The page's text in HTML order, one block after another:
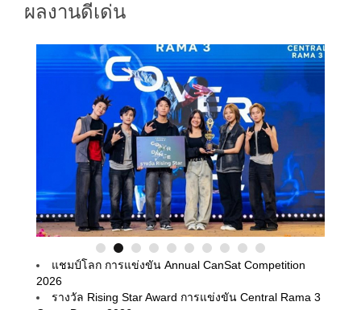
ผลงานดีเด่น
แชมป์โลก การแข่งขัน Annual CanSat Competition
2026
รางวัล Rising Star Award การแข่งขัน Central Rama 3